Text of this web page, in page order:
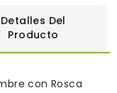
Detalles Del
Producto
con Rosca